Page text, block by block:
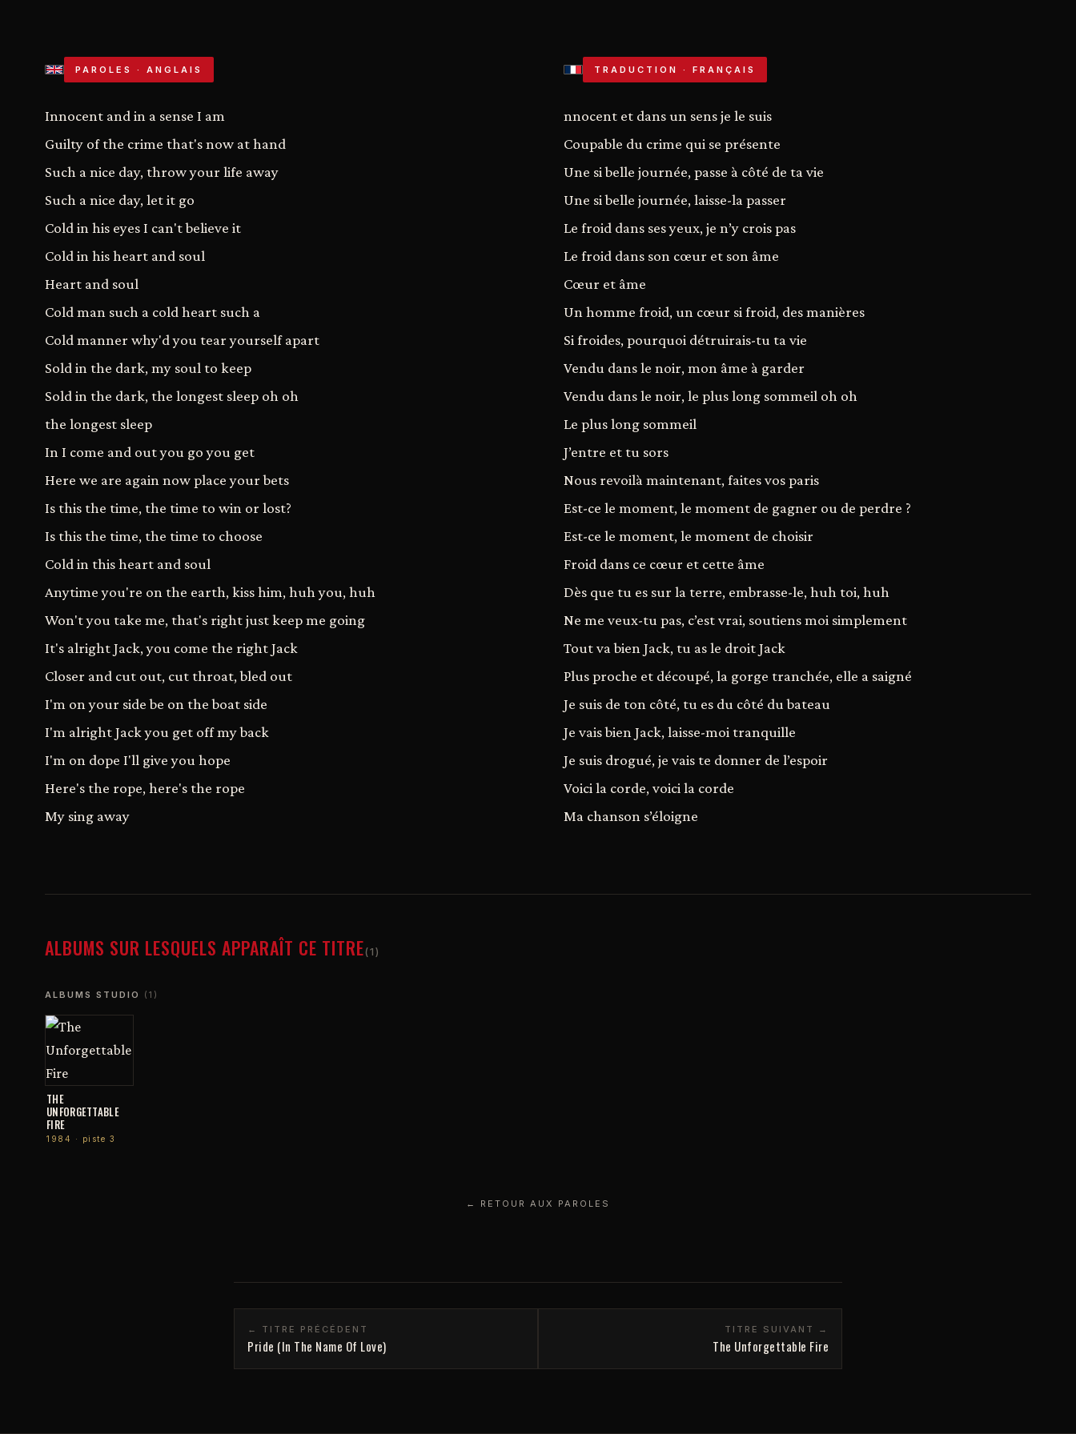
PAROLES · ANGLAIS
Innocent and in a sense I am
Guilty of the crime that's now at hand
Such a nice day, throw your life away
Such a nice day, let it go
Cold in his eyes I can't believe it
Cold in his heart and soul
Heart and soul
Cold man such a cold heart such a
Cold manner why'd you tear yourself apart
Sold in the dark, my soul to keep
Sold in the dark, the longest sleep oh oh
the longest sleep
In I come and out you go you get
Here we are again now place your bets
Is this the time, the time to win or lost?
Is this the time, the time to choose
Cold in this heart and soul
Anytime you're on the earth, kiss him, huh you, huh
Won't you take me, that's right just keep me going
It's alright Jack, you come the right Jack
Closer and cut out, cut throat, bled out
I'm on your side be on the boat side
I'm alright Jack you get off my back
I'm on dope I'll give you hope
Here's the rope, here's the rope
My sing away
TRADUCTION · FRANÇAIS
nnocent et dans un sens je le suis
Coupable du crime qui se présente
Une si belle journée, passe à côté de ta vie
Une si belle journée, laisse-la passer
Le froid dans ses yeux, je n’y crois pas
Le froid dans son cœur et son âme
Cœur et âme
Un homme froid, un cœur si froid, des manières
Si froides, pourquoi détruirais-tu ta vie
Vendu dans le noir, mon âme à garder
Vendu dans le noir, le plus long sommeil oh oh
Le plus long sommeil
J’entre et tu sors
Nous revoilà maintenant, faites vos paris
Est-ce le moment, le moment de gagner ou de perdre ?
Est-ce le moment, le moment de choisir
Froid dans ce cœur et cette âme
Dès que tu es sur la terre, embrasse-le, huh toi, huh
Ne me veux-tu pas, c’est vrai, soutiens moi simplement
Tout va bien Jack, tu as le droit Jack
Plus proche et découpé, la gorge tranchée, elle a saigné
Je suis de ton côté, tu es du côté du bateau
Je vais bien Jack, laisse-moi tranquille
Je suis drogué, je vais te donner de l’espoir
Voici la corde, voici la corde
Ma chanson s’éloigne
ALBUMS SUR LESQUELS APPARAÎT CE TITRE(1)
ALBUMS STUDIO (1)
THE
UNFORGETTABLE
FIRE
1984 · piste 3
← RETOUR AUX PAROLES
← TITRE PRÉCÉDENT
Pride (In The Name Of Love)
TITRE SUIVANT →
The Unforgettable Fire